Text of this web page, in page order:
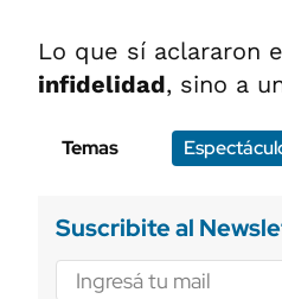
Lo que sí aclararon
infidelidad, sino a
Temas
Suscribite al